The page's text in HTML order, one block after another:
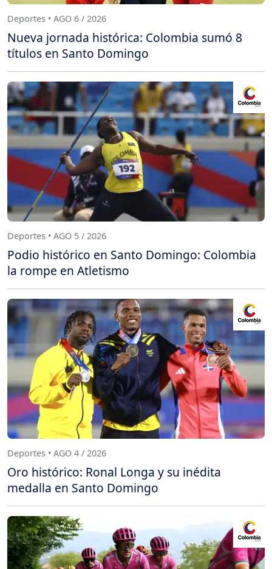
Deportes • AGO 6 / 2026
Nueva jornada histórica: Colombia sumó 8
títulos en Santo Domingo
Deportes • AGO 5 / 2026
Podio histórico en Santo Domingo: Colombia
la rompe en Atletismo
Deportes • AGO 4 / 2026
Oro histórico: Ronal Longa y su inédita
medalla en Santo Domingo